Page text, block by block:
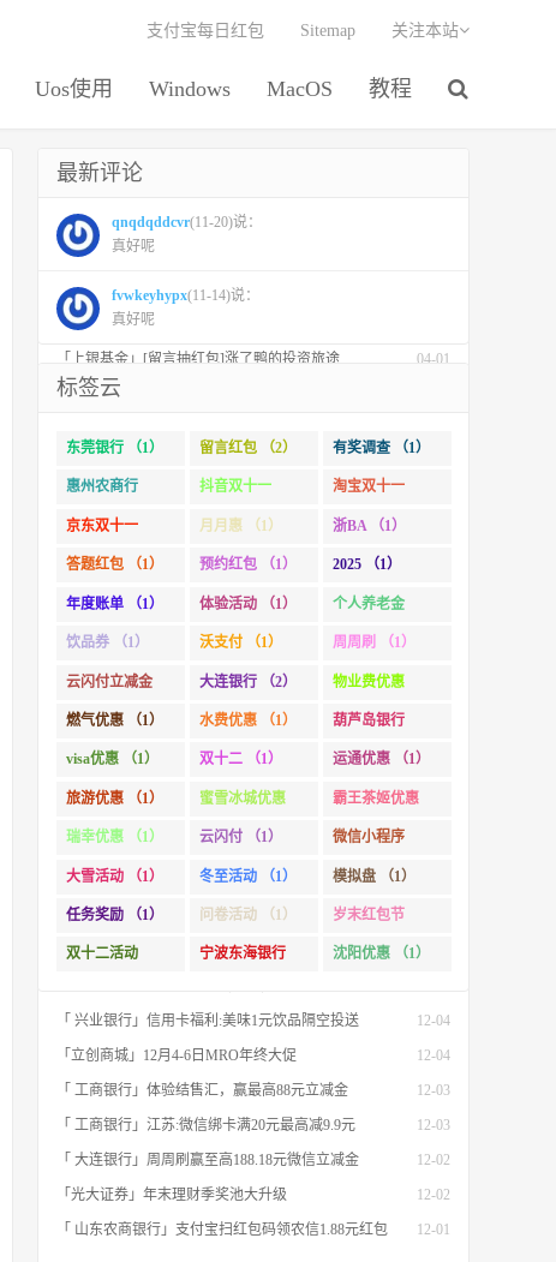
Uos使用 Windows MacOS 教程
支付宝每日红包 Sitemap 关注本站
最新文章
「东莞银行」连续3天咖啡自由，一分钱咖啡继续
「融通基金」【留言红包】创新药板块崛起的十大理由！
「易方达基金」参与公募基金投资者保护状况调查抽红包
「华夏基金」【红包】市场回调时，补仓有没有效果？
04-01
「上银基金」[留言抽红包]​涨了鸭的投资旅途
「 汇添富基金」【万份红包】从默默无闻到表现抢眼，有色金属经历了什么？
「杭州银行」信用卡 月月惠生活 消费达标莹华为PuraX MateBook14等好礼
「杭州银行」社保卡(市民卡)专属福利
「徽商银行」1分乘公交,徽商银行乘车码，承包你的秋日趣味出行[限合肥]
「杭州银行」信用卡 双十一省钱攻略 更有国补专场
「惠州农商行」境外消费满500元立减18元
「 广发基金」查看2024年度投资账单 最高抽88.88元红包
「 工商银行」认证家庭财富,赢5元微信立减金
「 宁波东海银行」双十二秒杀:美食低至1.99元
「 汇添富基金」【万份红包】今日结募！A股龙头，尽入此基矣
12-06
「 沃支付」大雪岁寒 抽最高888元京东E卡
12-04
「 兴业银行」信用卡福利:美味1元饮品隔空投送
12-04
「立创商城」12月4-6日MRO年终大促
12-03
「 工商银行」体验结售汇，赢最高88元立减金
12-03
「 工商银行」江苏:微信绑卡满20元最高减9.9元
12-02
「 大连银行」周周刷赢至高188.18元微信立减金
12-02
「光大证券」年末理财季奖池大升级
12-01
「 山东农商银行」支付宝扫红包码领农信1.88元红包
最新评论
qnqdqddcvr(11-20)说：
真好呢
fvwkeyhypx(11-14)说：
真好呢
标签云
东莞银行 （1） 留言红包 （2） 有奖调查 （1）
惠州农商行
（1）
抖音双十一
（1）
淘宝双十一
（2）
京东双十一
（1）
月月惠 （1） 浙BA （1）
答题红包 （1） 预约红包 （1） 2025 （1）
年度账单 （1） 体验活动 （1） 个人养老金
（1）
饮品券 （1） 沃支付 （1） 周周刷 （1）
云闪付立减金
（1）
大连银行 （2） 物业费优惠
（1）
燃气优惠 （1） 水费优惠 （1） 葫芦岛银行
（1）
visa优惠 （1） 双十二 （1） 运通优惠 （1）
旅游优惠 （1） 蜜雪冰城优惠
（1）
霸王茶姬优惠
（1）
瑞幸优惠 （1） 云闪付 （1） 微信小程序
（1）
大雪活动 （1） 冬至活动 （1） 模拟盘 （1）
任务奖励 （1） 问卷活动 （1） 岁末红包节
（1）
双十二活动 宁波东海银行 沈阳优惠 （1）